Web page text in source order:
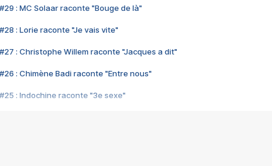
#29 : MC Solaar raconte "Bouge de là"
#28 : Lorie raconte "Je vais vite"
#27 : Christophe Willem raconte "Jacques a dit"
#26 : Chimène Badi raconte "Entre nous"
#25 : Indochine raconte "3e sexe"